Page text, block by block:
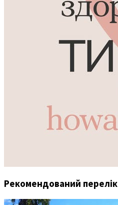
Рекомендований перелік